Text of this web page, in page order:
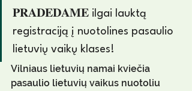
𝐏𝐑𝐀𝐃𝐄𝐃𝐀𝐌𝐄 ilgai lauktą
registraciją į nuotolines pasaulio
lietuvių vaikų klases!
Vilniaus lietuvių namai kviečia
pasaulio lietuvių vaikus nuotoliu